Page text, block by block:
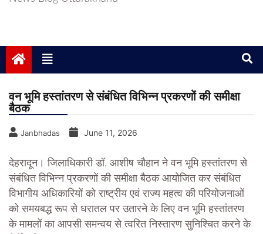
वन भूमि हस्तांतरण से संबंधित विभिन्न प्रकरणों की समीक्षा
बैठक
Janbhadas June 11, 2026
देहरादून। जिलाधिकारी डॉ. आशीष चौहान ने वन भूमि हस्तांतरण से
संबंधित विभिन्न प्रकरणों की समीक्षा बैठक आयोजित कर संबंधित
विभागीय अधिकारियों को राष्ट्रीय एवं राज्य महत्व की परियोजनाओं
को समयबद्ध रूप से धरातल पर उतारने के लिए वन भूमि हस्तांतरण
के मामलों का आपसी समन्वय से त्वरित निस्तारण सुनिश्चित करने के